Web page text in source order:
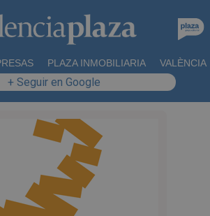
PLAZA INMOBILIARIA VALÈNCIA
+ Seguir en Google